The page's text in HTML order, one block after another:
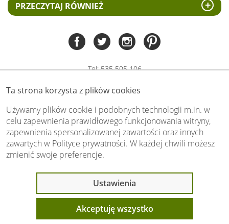
Ta strona korzysta z plików cookies
Używamy plików cookie i podobnych technologii m.in. w
celu zapewnienia prawidłowego funkcjonowania witryny,
zapewnienia spersonalizowanej zawartości oraz innych
zawartych w Polityce prywatności. W każdej chwili możesz
zmienić swoje preferencje.
Ustawienia
Akceptuję wszystko
PRZECZYTAJ RÓWNIEŻ
Tel:535 505 106
biuro@swiat-obrazow.pl
Copyright by swiat-obrazow.pl 2026,
Wszelkie prawa zastrzeżone
Stronę oceniło już13702osób.
Otrzymaliśmy4.89pkt. na 5możliwych.
Oceń nas również Ty:
Ostatnio 10 osób
oglądało ten produkt